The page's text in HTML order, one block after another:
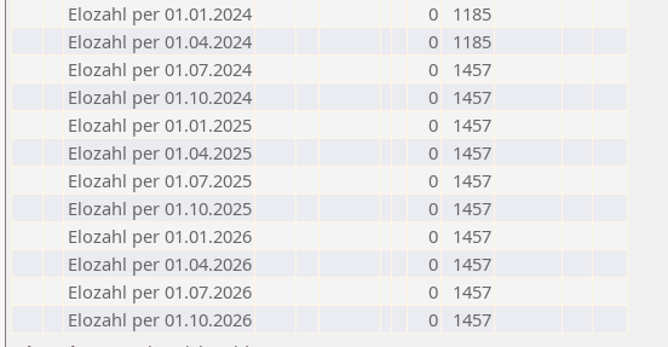
Elozahl per 01.01.2024
0
1185
Elozahl per 01.04.2024
0
1185
Elozahl per 01.07.2024
0
1457
Elozahl per 01.10.2024
0
1457
Elozahl per 01.01.2025
0
1457
Elozahl per 01.04.2025
0
1457
Elozahl per 01.07.2025
0
1457
Elozahl per 01.10.2025
0
1457
Elozahl per 01.01.2026
0
1457
Elozahl per 01.04.2026
0
1457
Elozahl per 01.07.2026
0
1457
Elozahl per 01.10.2026
0
1457